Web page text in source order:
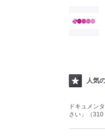
人気
ドキュメン
さい」（310